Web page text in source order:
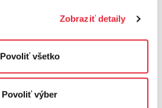
Zobraziť detaily
Povoliť všetko
Povoliť výber